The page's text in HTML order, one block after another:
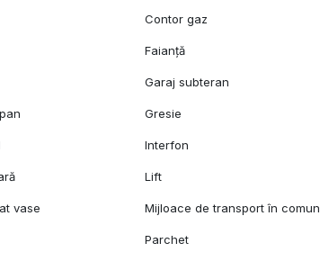
Contor gaz
Faianță
Garaj subteran
Gresie
Interfon
Lift
vase Mijloace de transport în comun
Parchet